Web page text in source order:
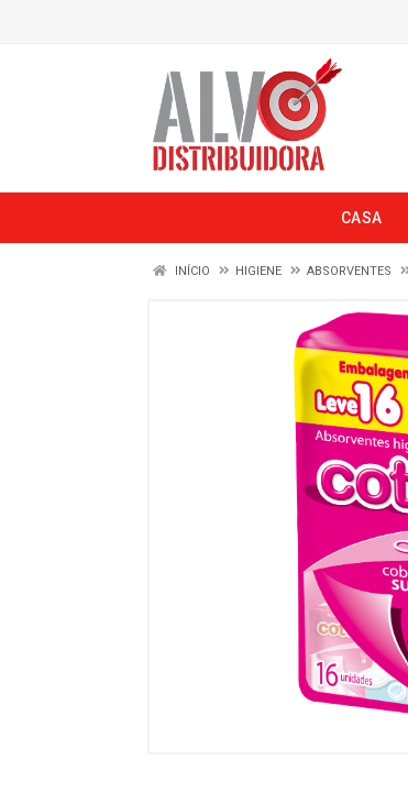
CASA
INÍCIO HIGIENE ABSORVENTES